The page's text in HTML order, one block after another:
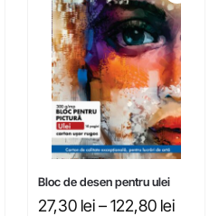
Bloc de desen pentru ulei
27,30 lei–122,80 lei